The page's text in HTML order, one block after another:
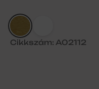
Cikkszám: A02112